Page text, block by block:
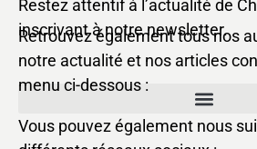
Restez attentif à l’actualité de
inscrivant à notre newsletter.
Retrouvez également tous nos
notre actualité et nos articles
menu ci-dessous :
Vous pouvez également nous